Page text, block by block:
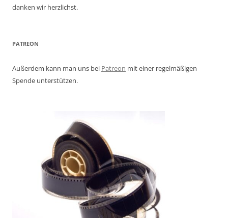
danken wir herzlichst.
PATREON
Außerdem kann man uns bei Patreon mit einer regelmäßigen
Spende unterstützen.